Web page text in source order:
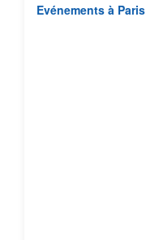
Evénements à Paris